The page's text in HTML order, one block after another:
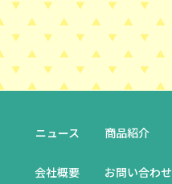
ニュース 商品紹介
会社概要 お問い合わせ